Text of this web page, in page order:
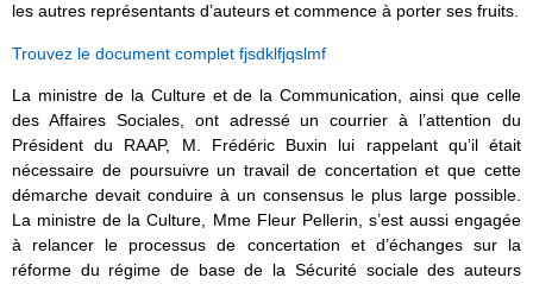
les autres représentants d’auteurs et commence à porter ses fruits.
Trouvez le document complet fjsdklfjqslmf
La ministre de la Culture et de la Communication, ainsi que celle
des Affaires Sociales, ont adressé un courrier à l’attention du
Président du RAAP, M. Frédéric Buxin lui rappelant qu’il était
nécessaire de poursuivre un travail de concertation et que cette
démarche devait conduire à un consensus le plus large possible.
La ministre de la Culture, Mme Fleur Pellerin, s’est aussi engagée
à relancer le processus de concertation et d’échanges sur la
réforme du régime de base de la Sécurité sociale des auteurs